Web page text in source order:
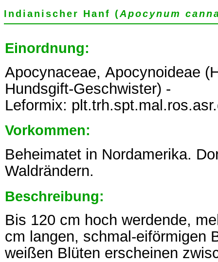
Indianischer Hanf (Apocynum
Einordnung:
Apocynaceae, Apocynoideae
Hundsgift-Geschwister) -
Leformix:
Vorkommen:
Beheimatet in Nordamerika.
Waldrändern.
Beschreibung:
Bis 120 cm hoch werdende,
cm langen, schmal-eiförmigen
weißen Blüten erscheinen